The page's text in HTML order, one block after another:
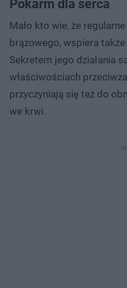
Pokarm dla serca
Mało kto wie, że
brązowego, wspiera
Sekretem jego działania
właściwościach
przyczyniają się też do
we krwi.